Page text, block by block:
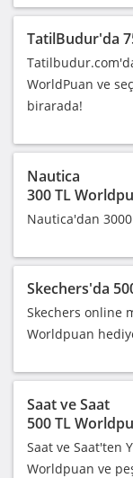
TatilBudur'da
WorldPuan ve
birarada!
Nautica
300 TL
Nautica'dan
Skechers'da
Skechers online
Worldpuan
Saat ve Saat
500 TL
Saat ve Saat'ten
Worldpuan ve